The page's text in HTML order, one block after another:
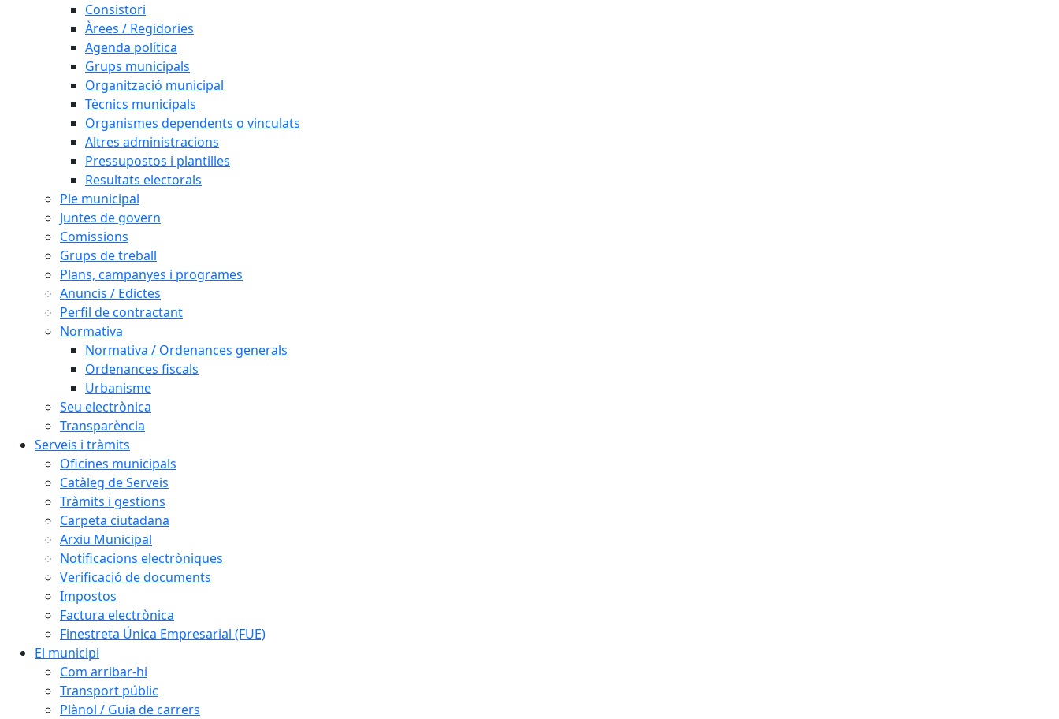
Consistori
Àrees / Regidories
Agenda política
Grups municipals
Organització municipal
Tècnics municipals
Organismes dependents o vinculats
Altres administracions
Pressupostos i plantilles
Resultats electorals
Ple municipal
Juntes de govern
Comissions
Grups de treball
Plans, campanyes i programes
Anuncis / Edictes
Perfil de contractant
Normativa
Normativa / Ordenances generals
Ordenances fiscals
Urbanisme
Seu electrònica
Transparència
Serveis i tràmits
Oficines municipals
Catàleg de Serveis
Tràmits i gestions
Carpeta ciutadana
Arxiu Municipal
Notificacions electròniques
Verificació de documents
Impostos
Factura electrònica
Finestreta Única Empresarial (FUE)
El municipi
Com arribar-hi
Transport públic
Plànol / Guia de carrers